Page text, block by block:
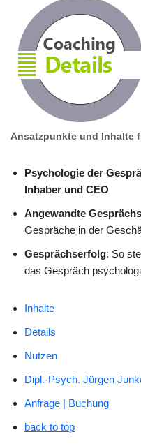
Ansatzpunkte und Inhalte
Psychologie der
Inhaber und CEO
Angewandte
Gespräche in der
Gesprächserfolg: So
das Gespräch
Inhalte
Details
Nutzen
Dipl.-Psych. Jürgen
Anfrage | Buchung
back to top